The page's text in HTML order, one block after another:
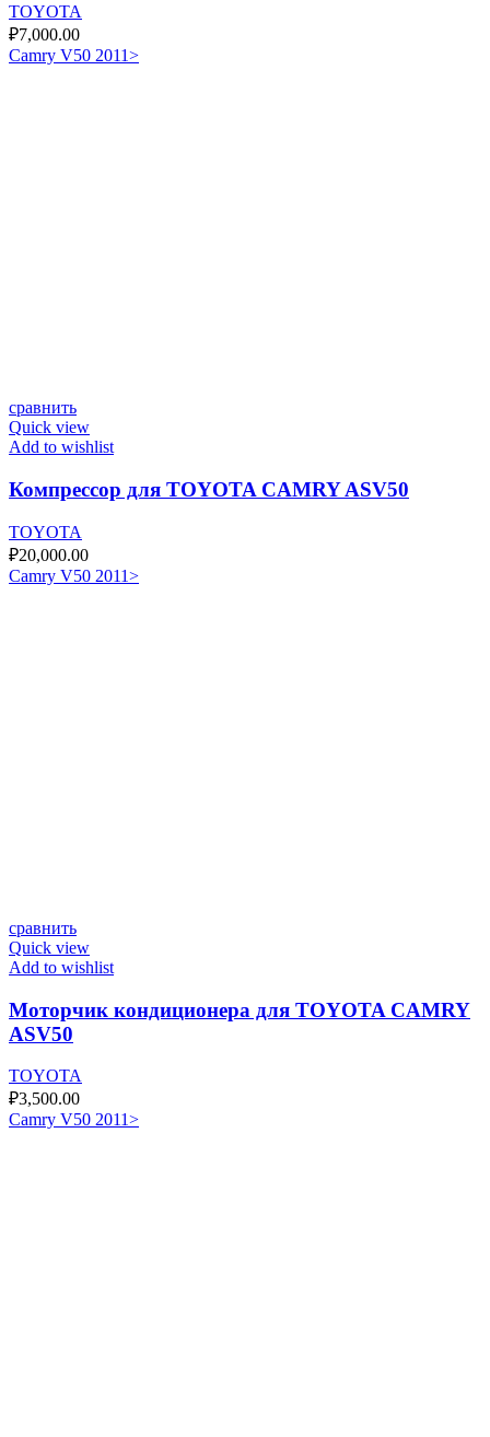
TOYOTA
₽7,000.00
Camry V50 2011>
сравнить
Quick view
Add to wishlist
Компрессор для TOYOTA CAMRY ASV50
TOYOTA
₽20,000.00
Camry V50 2011>
сравнить
Quick view
Add to wishlist
Моторчик кондиционера для TOYOTA CAMRY
ASV50
TOYOTA
₽3,500.00
Camry V50 2011>